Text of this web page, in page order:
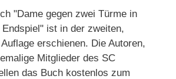
"Dame gegen zwei Türme in
ist in der zweiten,
erschienen. Die Autoren,
Mitglieder des SC
das Buch kostenlos zum